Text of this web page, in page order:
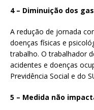
4 – Diminuição dos
A redução de jornada
doenças físicas e
trabalho. O trabalhador
acidentes e doenças
Previdência Social e do
5 – Medida não